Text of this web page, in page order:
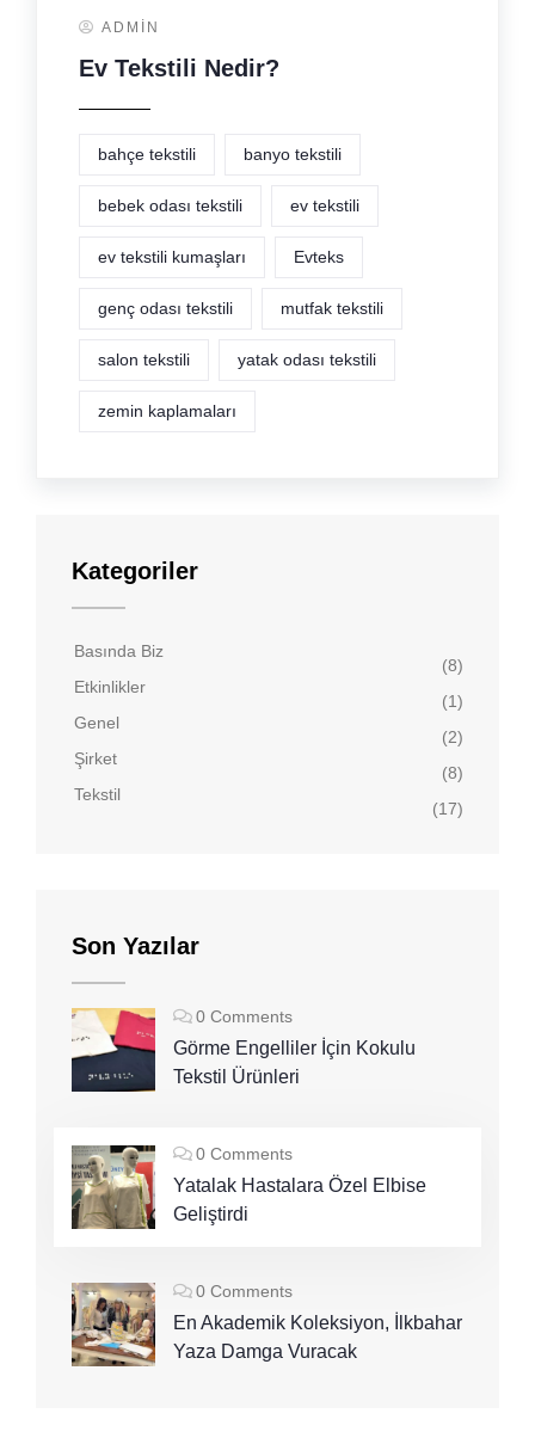
ADMIN
Ev Tekstili Nedir?
bahçe tekstili banyo tekstili
bebek odası tekstili ev tekstili
ev tekstili kumaşları Evteks
genç odası tekstili mutfak tekstili
salon tekstili yatak odası tekstili
zemin kaplamaları
Kategoriler
Basında Biz
(8)
Etkinlikler
(1)
Genel
(2)
Şirket
(8)
Tekstil
(17)
Son Yazılar
0 Comments
Görme Engelliler İçin Kokulu
Tekstil Ürünleri
0 Comments
Yatalak Hastalara Özel Elbise
Geliştirdi
0 Comments
En Akademik Koleksiyon, İlkbahar
Yaza Damga Vuracak